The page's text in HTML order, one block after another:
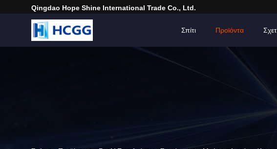
Qingdao Hope Shine International Trade Co., Ltd.
Σπίτι Προϊόντα